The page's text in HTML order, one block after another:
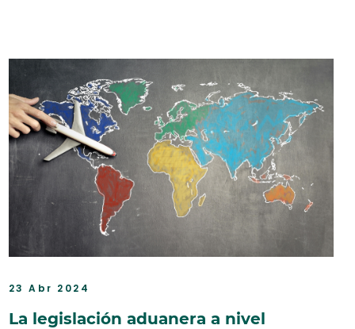
23 Abr 2024
La legislación aduanera a nivel